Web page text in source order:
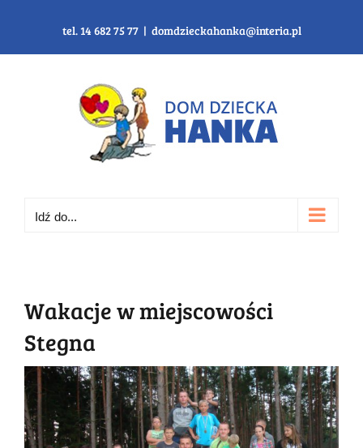
tel. 14 682 75 77 | domdzieckahanka@interia.pl
Idź do...
Wakacje w miejscowości
Stegna
Pokaż
większy
obrazek